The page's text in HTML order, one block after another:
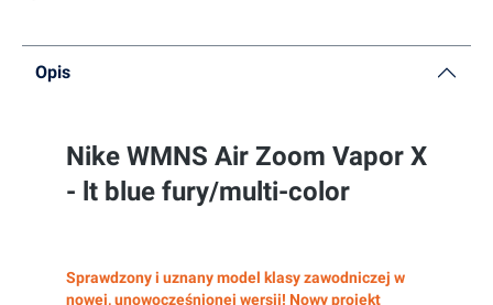
Opis
Nike WMNS Air Zoom Vapor X
- lt blue fury/multi-color
Sprawdzony i uznany model klasy zawodniczej w
nowej, unowocześnionej wersji! Nowy projekt